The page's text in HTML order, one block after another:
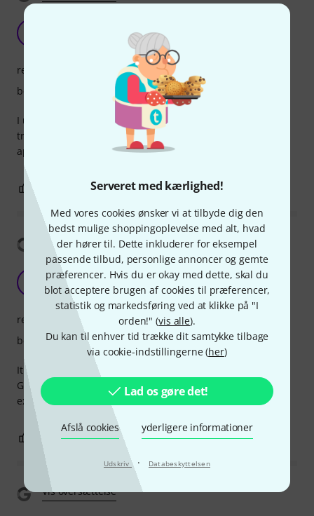
Serveret med kærlighed!
Med vores cookies ønsker vi at tilbyde dig den
bedst mulige shoppingoplevelse med alt, hvad
der hører til. Dette inkluderer for eksempel
passende tilbud, personlige annoncer og gemte
præferencer. Hvis du er okay med dette, skal du
blot acceptere brugen af cookies til præferencer,
statistik og markedsføring ved at klikke på "I
orden!" (vis alle).
Du kan til enhver tid trække dit samtykke tilbage
via cookie-indstillingerne (her)
Lad os gøre det!
Afslå cookies yderligere informationer
Udskriv · Databeskyttelsen
Marius Ursu 19.02.2019
I use this spray to polish many other surfaces, not only
trumpet and sax. I love the smell and the feeling after
applied.
renseeffekt
beskyttelse
ANMELD BEDØMMELSE
Vis oversættelse
Great product, does its job as intended
needanickname 18.04.2018
It cleans the fingerprints and dirt on my trumpet easily.
Gives a shiny look too, there's simply nothing more to
expect.
renseeffekt
beskyttelse
0 ANMELD BEDØMMELSE
Vis oversættelse